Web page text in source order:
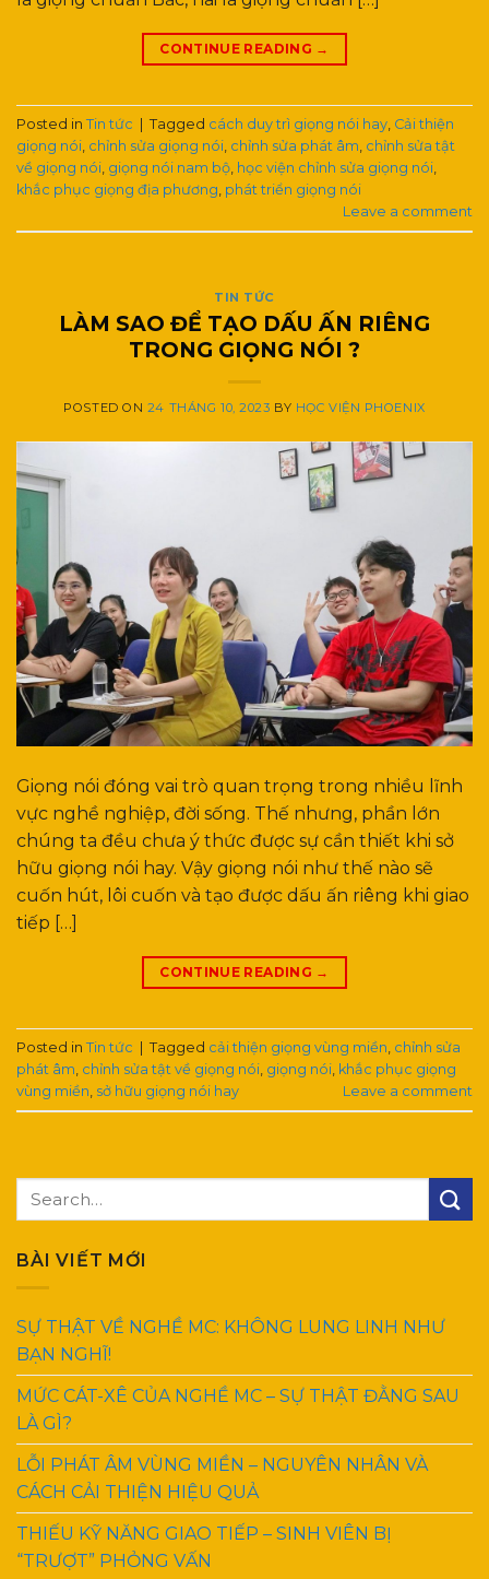
CONTINUE READING →
Posted in Tin tức | Tagged cách duy trì giọng nói hay Cải thiện
giọng nói chỉnh sửa giọng nói chỉnh sửa phát âm chỉnh sửa tật
về giọng nói giọng nói nam bộ học viện chỉnh sửa giọng nói
khắc phục giọng địa phương phát triển giọng nói
Leave a comment
TIN TỨC
LÀM SAO ĐỂ TẠO DẤU ẤN RIÊNG
TRONG GIỌNG NÓI ?
POSTED ON 24 THÁNG 10, 2023 BY HỌC VIỆN PHOENIX
Giọng nói đóng vai trò quan trọng trong nhiều lĩnh
vực nghề nghiệp, đời sống. Thế nhưng, phần lớn
chúng ta đều chưa ý thức được sự cần thiết khi sở
hữu giọng nói hay. Vậy giọng nói như thế nào sẽ
cuốn hút, lôi cuốn và tạo được dấu ấn riêng khi giao
tiếp […]
CONTINUE READING →
Posted in Tin tức | Tagged cải thiện giọng vùng miền chỉnh sửa
phát âm chỉnh sửa tật về giọng nói giọng nói khắc phục giọng
vùng miền sở hữu giọng nói hay Leave a comment
BÀI VIẾT MỚI
SỰ THẬT VỀ NGHỀ MC: KHÔNG LUNG LINH NHƯ
BẠN NGHĨ!
MỨC CÁT-XÊ CỦA NGHỀ MC – SỰ THẬT ĐẰNG SAU
LÀ GÌ?
LỖI PHÁT ÂM VÙNG MIỀN – NGUYÊN NHÂN VÀ
CÁCH CẢI THIỆN HIỆU QUẢ
THIẾU KỸ NĂNG GIAO TIẾP – SINH VIÊN BỊ
“TRƯỢT” PHỎNG VẤN